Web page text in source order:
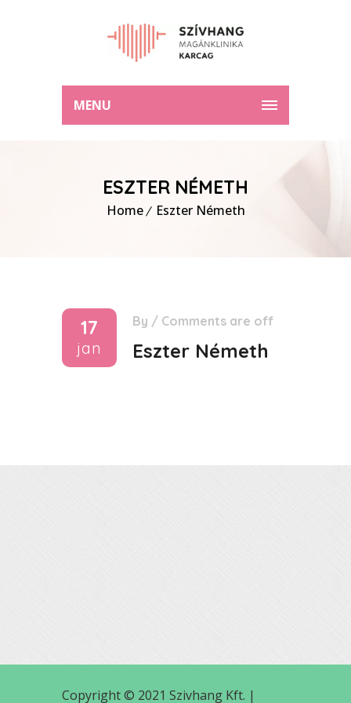
MENU
ESZTER NÉMETH
Home Eszter Németh
17
jan
By / Comments are off
Eszter Németh
Copyright © 2021 Szivhang Kft. |